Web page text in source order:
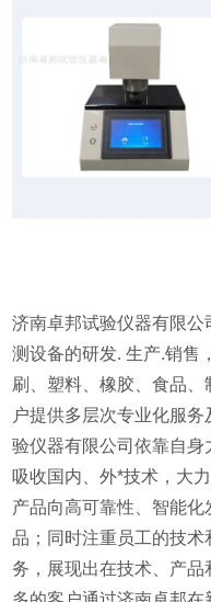
济南卓邦试验仪器有限
测设备的研发.生产.销售
刷、塑料、橡胶、食品
户提供多层次专业化服
验仪器有限公司依靠自身
吸收国内、外*技术，大
产品向高可靠性、智能
品；同时注重员工的技术
务，展现出在技术、产